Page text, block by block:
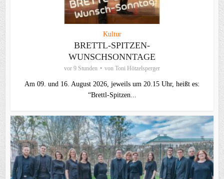
Kultur
BRETTL-SPITZEN-
WUNSCHSONNTAGE
vor 9 Stunden von Toni Hötzelsperger
Am 09. und 16. August 2026, jeweils um 20.15 Uhr, heißt es:
“Brettl-Spitzen...